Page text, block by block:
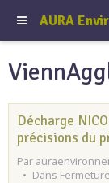
AURA
Décharge
précisions du
Par
Dans